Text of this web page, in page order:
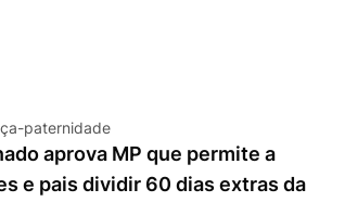
paternidade
aprova MP que permite a
e pais dividir 60 dias extras da